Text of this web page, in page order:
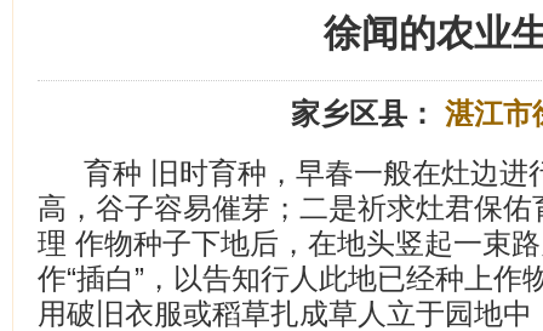
徐闻的农业
家乡区县： 湛江市
育种 旧时育种，早春一般在灶边进
高，谷子容易催芽；二是祈求灶君保
理 作物种子下地后，在地头竖起一束
作“插白”，以告知行人此地已经种上作
用破旧衣服或稻草扎成草人立于园地